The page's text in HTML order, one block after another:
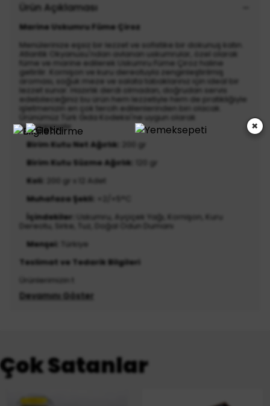
Ürün Açıklaması
Marine Uskumru Füme Çiroz
Menülerinize eşsiz bir lezzet ve sofistike bir dokunuş katın.
Atlantik Okyanusu'ndan avlanan uskumrular, özel olarak
füme ve marine edilerek Uskumru Füme Çiroz haline
getirilir. Kornişon ve kuru dereotuyla zenginleştirilmiş
aroması, soğuk meze ve salata tabaklarınız için ideal bir
lezzet sunar. Hazırlık derdi olmadan, doğrudan servis
edebileceğiniz bu ürün hem lezzetiyle hem de pratikliğiyle
işletmenizin en çok tercih edilenlerinden biri olacak.
Ürünümüz Türk Gıda Kodeksi'ne uygun olarak
hazırlanmıştır.
Birim Kutu Net Ağırlık:
200 gr
Birim Kutu Süzme Ağırlık:
120 gr
Koli:
200 gr x 12 Adet
Muhafaza Şekli:
İçindekiler:
Uskumru, Ayçiçek Yağı, Kornişon, Kuru
Dereotu, Sirke, Tuz, Doğal Odun Dumanı
Menşei:
Türkiye
Teslimat ve Tedarik Bilgileri
Ürünlerimizin t
Devamını Göster
Çok Satanlar
×